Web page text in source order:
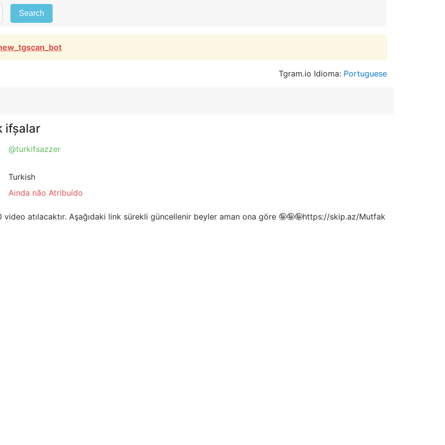
Search
Tgram.io Idioma: Portuguese
ifșalar
@turkifsazzer
Turkish
Ainda não Atribuído
atılacaktır. Aşağıdaki link sürekli güncellenir beyler aman ona göre 🤪🤪🤪https://skip.az/Mutfak